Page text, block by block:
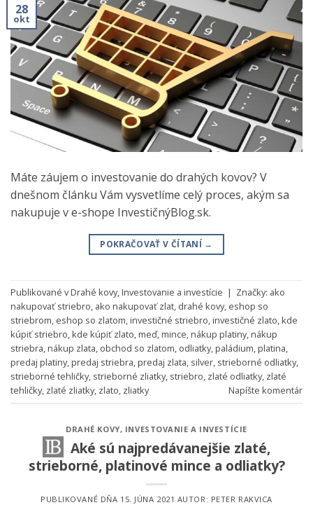
28
okt
Máte záujem o investovanie do drahých kovov? V
dnešnom článku Vám vysvetlíme celý proces, akým sa
nakupuje v e-shope InvestičnýBlog.sk.
POKRAČOVAŤ V ČÍTANÍ →
Publikované vDrahé kovy,Investovanie a investície | Značky: ako
nakupovať striebro, ako nakupovať zlat, drahé kovy, eshop so
striebrom, eshop so zlatom,investičné striebro,investičné zlato,kde
kúpiť striebro,kde kúpiť zlato,meď,mince,nákup platiny,nákup
striebra,nákup zlata, obchod so zlatom, odliatky,paládium,platina,
predaj platiny,predaj striebra,predaj zlata, silver, strieborné odliatky,
strieborné tehličky, strieborné zliatky, striebro, zlaté odliatky, zlaté
tehličky, zlaté zliatky, zlato, zliatky Napíšte komentár
DRAHÉ KOVY, INVESTOVANIE A INVESTÍCIE
Aké sú najpredávanejšie zlaté,
strieborné, platinové mince a odliatky?
PUBLIKOVANÉ DŇA 15. JÚNA 2021 AUTOR: PETER RAKVICA